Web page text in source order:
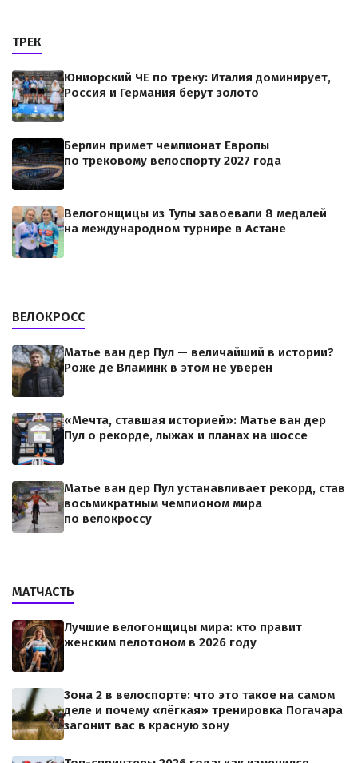
ТРЕК
Юниорский ЧЕ по треку: Италия доминирует,
Россия и Германия берут золото
Берлин примет чемпионат Европы
по трековому велоспорту 2027 года
Велогонщицы из Тулы завоевали 8 медалей
на международном турнире в Астане
ВЕЛОКРОСС
Матье ван дер Пул — величайший в истории?
Роже де Вламинк в этом не уверен
«Мечта, ставшая историей»: Матье ван дер
Пул о рекорде, лыжах и планах на шоссе
Матье ван дер Пул устанавливает рекорд, став
восьмикратным чемпионом мира
по велокроссу
МАТЧАСТЬ
Лучшие велогонщицы мира: кто правит
женским пелотоном в 2026 году
Зона 2 в велоспорте: что это такое на самом
деле и почему «лёгкая» тренировка Погачара
загонит вас в красную зону